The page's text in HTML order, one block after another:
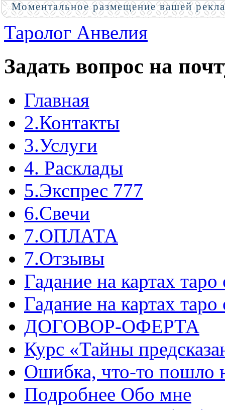
Таролог Анвелия
Задать вопрос на
Главная
2.Контакты
3.Услуги
4. Расклады
5.Экспрес 777
6.Свечи
7.ОПЛАТА
7.Отзывы
Гадание на картах
Гадание на картах
ДОГОВОР-ОФЕРТА
Курс «Тайны
Ошибка, что-то пошло
Подробнее Обо мне
Моментальное размещение вашей